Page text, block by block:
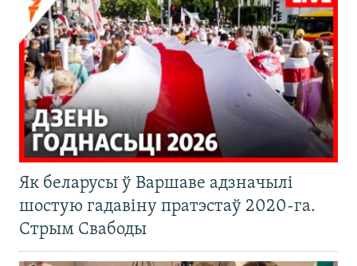
Як беларусы ў Варшаве адзначылі
шостую гадавіну пратэстаў 2020-га.
Стрым Свабоды